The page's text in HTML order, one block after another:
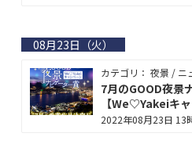
08月23日（火）
カテゴリ： 夜景 / ニ
7月のGOOD夜景
【We♡Yakeiキャ
2022年08月23日 13